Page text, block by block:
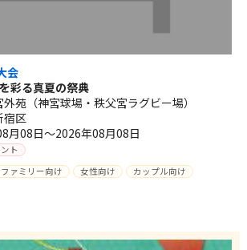
会
彩る真夏の祭典
苑（神宮球場・秩父宮ラグビー場）
宿区
月08日～2026年08月08日
ト
ァミリー向け 女性向け
カップル向け